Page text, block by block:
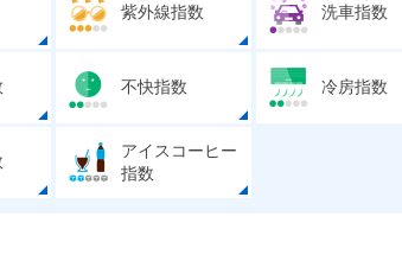
紫外線指数 洗車指数
不快指数 冷房指数
アイスコーヒー
指数